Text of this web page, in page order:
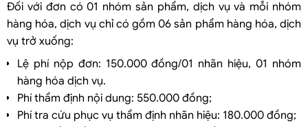
Đối với đơn có 01 nhóm sản phẩm, dịch vụ và mỗi nhóm
hàng hóa, dịch vụ chỉ có gồm 06 sản phẩm hàng hóa, dịch
vụ trở xuống:
Lệ phí nộp đơn: 150.000 đồng/01 nhãn hiệu, 01 nhóm
hàng hóa dịch vụ.
Phí thẩm định nội dung: 550.000 đồng;
Phí tra cứu phục vụ thẩm định nhãn hiệu: 180.000 đồng;